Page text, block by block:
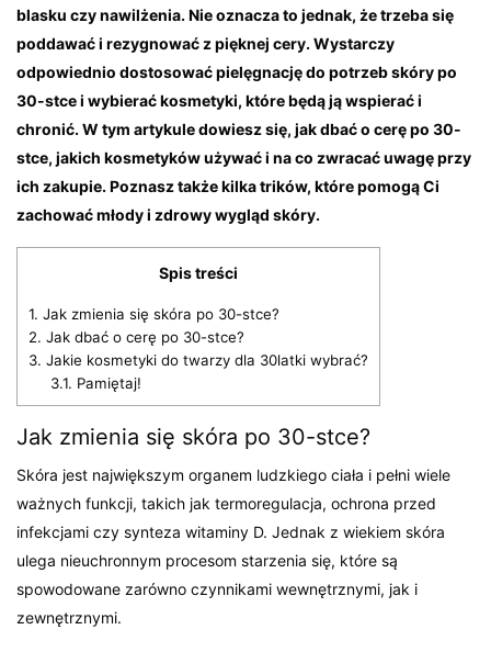
blasku czy nawilżenia. Nie oznacza to jednak, że trzeba się
poddawać i rezygnować z pięknej cery. Wystarczy
odpowiednio dostosować pielęgnację do potrzeb skóry po
30-stce i wybierać kosmetyki, które będą ją wspierać i
chronić. W tym artykule dowiesz się, jak dbać o cerę po 30-
stce, jakich kosmetyków używać i na co zwracać uwagę przy
ich zakupie. Poznasz także kilka trików, które pomogą Ci
zachować młody i zdrowy wygląd skóry.
Spis treści
1. Jak zmienia się skóra po 30-stce?
2. Jak dbać o cerę po 30-stce?
3. Jakie kosmetyki do twarzy dla 30latki wybrać?
3.1. Pamiętaj!
Jak zmienia się skóra po 30-stce?
Skóra jest największym organem ludzkiego ciała i pełni wiele
ważnych funkcji, takich jak termoregulacja, ochrona przed
infekcjami czy synteza witaminy D. Jednak z wiekiem skóra
ulega nieuchronnym procesom starzenia się, które są
spowodowane zarówno czynnikami wewnętrznymi, jak i
zewnętrznymi.